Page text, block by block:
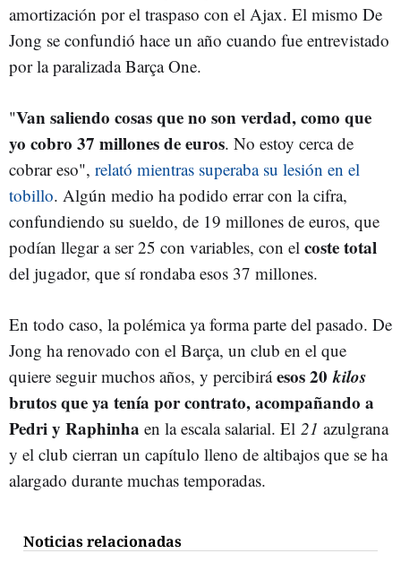
amortización por el traspaso con el Ajax. El mismo De
Jong se confundió hace un año cuando fue entrevistado
por la paralizada Barça One.
"Van saliendo cosas que no son verdad, como que
yo cobro 37 millones de euros. No estoy cerca de
cobrar eso", relató mientras superaba su lesión en el
tobillo. Algún medio ha podido errar con la cifra,
confundiendo su sueldo, de 19 millones de euros, que
podían llegar a ser 25 con variables, con el coste total
del jugador, que sí rondaba esos 37 millones.
En todo caso, la polémica ya forma parte del pasado. De
Jong ha renovado con el Barça, un club en el que
quiere seguir muchos años, y percibiráesos 20kilos
brutos que ya tenía por contrato, acompañando a
Pedri y Raphinha en la escala salarial. El 21 azulgrana
y el club cierran un capítulo lleno de altibajos que se ha
alargado durante muchas temporadas.
Noticias relacionadas